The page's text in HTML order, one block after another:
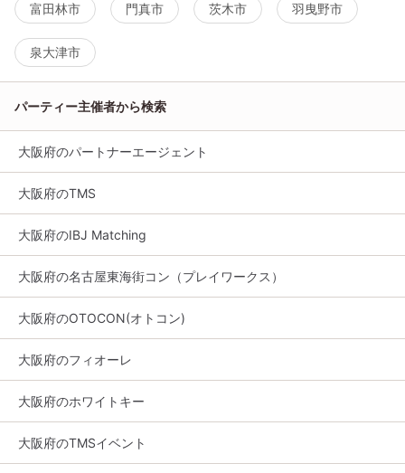
富田林市 門真市 茨木市 羽曳野市
泉大津市
パーティー主催者から検索
大阪府のパートナーエージェント
大阪府のTMS
大阪府のIBJ Matching
大阪府の名古屋東海街コン（プレイワークス）
大阪府のOTOCON(オトコン)
大阪府のフィオーレ
大阪府のホワイトキー
大阪府のTMSイベント